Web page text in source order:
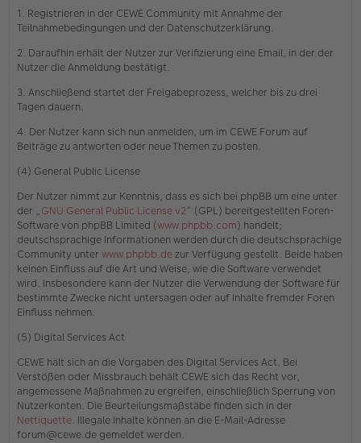
1. Registrieren in der CEWE Community mit Annahme der
Teilnahmebedingungen und der Datenschutzerklärung.
2. Daraufhin erhält der Nutzer zur Verifizierung eine Email, in der der
Nutzer die Anmeldung bestätigt.
3. Anschließend startet der Freigabeprozess, welcher bis zu drei
Tagen dauern.
4. Der Nutzer kann sich nun anmelden, um im CEWE Forum auf
Beiträge zu antworten oder neue Themen zu posten.
(4) General Public License
Der Nutzer nimmt zur Kenntnis, dass es sich bei phpBB um eine unter
der „GNU General Public License v2“ (GPL) bereitgestellten Foren-
Software von phpBB Limited (www.phpbb.com) handelt;
deutschsprachige Informationen werden durch die deutschsprachige
Community unter www.phpbb.dezur Verfügung gestellt. Beide haben
keinen Einfluss auf die Art und Weise, wie die Software verwendet
wird. Insbesondere kann der Nutzer die Verwendung der Software für
bestimmte Zwecke nicht untersagen oder auf Inhalte fremder Foren
Einfluss nehmen.
(5) Digital Services Act
CEWE hält sich an die Vorgaben des Digital Services Act. Bei
Verstößen oder Missbrauch behält CEWE sich das Recht vor,
angemessene Maßnahmen zu ergreifen, einschließlich Sperrung von
Nutzerkonten. Die Beurteilungsmaßstäbe finden sich in der
Nettiquette. Illegale Inhalte können an die E-Mail-Adresse
forum@cewe.de gemeldet werden.